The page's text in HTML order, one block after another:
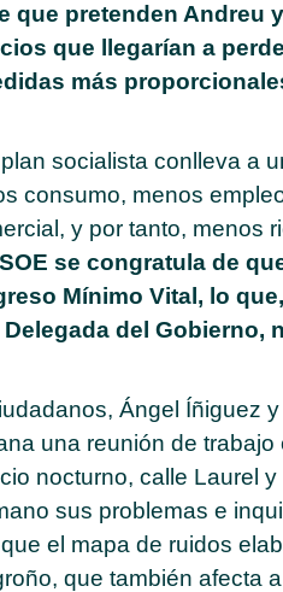
que pretenden Andreu
que llegarían a
más
socialista conlleva a
consumo, menos
y por tanto, menos
se congratula de
Mínimo Vital, lo
del Gobierno,
Ángel Íñiguez
una reunión de
nocturno, calle Laurel
sus problemas e
el mapa de ruidos
que también afecta